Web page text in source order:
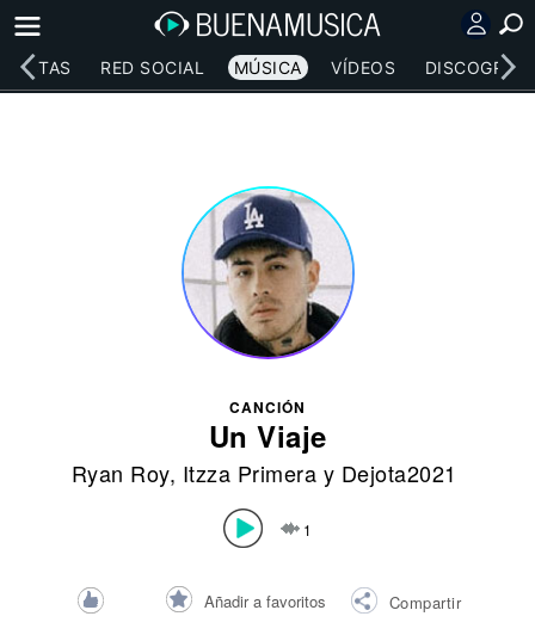
RED SOCIAL MÚSICA VÍDEOS
CANCIÓN
Un Viaje
Ryan Roy, Itzza Primera y Dejota2021
1
Añadir a favoritos Compartir